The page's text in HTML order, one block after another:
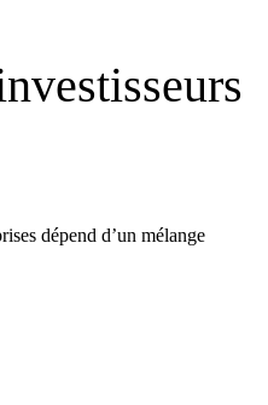
dépend d’un mélange